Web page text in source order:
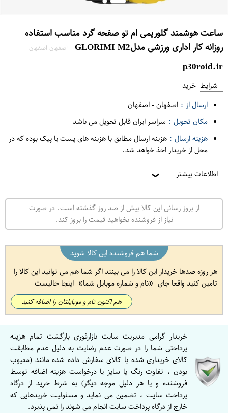
ساعت هوشمند گلوریمی ام تو صفحه گرد مناسب استفاده
روزانه کار اداری ورزشی مدلGLO​RIMI M2
اصفهان اصفهان
p30roid.ir
شرایط خرید
ارسال از : اصفهان-اصفهان
مکان تحویل : سراسر ایران قابل تحویل می باشد
هزینه ارسال : هزینه ارسال مطابق با هزینه های پست یا پیک بوده که در
محل از خریدار اخذ خواهد شد.
اطلاعات بیشتر ❯
از بروز رسانی این کالا بیش از صد روز گذشته است. در صورت
نیاز از فروشنده بخواهید قیمت را بروز کند.
شما هم فروشنده این کالا شوید
هر روزه صدها خریدار این کالا را می بینند اگر شما هم می توانید این کالا را
تامین کنید واقعا جای
نام و شماره موبایل شما اینجا خالیست
هم اکنون نام و موبایلتان را اضافه کنید
خریدار گرامی مدیریت سایت بازارفوری بازگشت تمام هزینه
پرداختی شما را در صورت عدم رضایت به دلیل عدم مطابقت
کالای خریداری شده با کالای سفارش داده شده مانند (معیوب
بودن ، تفاوت رنگ یا سایز یا درخواست هزینه اضافه توسط
فروشنده و یا هر دلیل موجه دیگر) به شرط خرید از درگاه
پرداخت سایت ، تضمین می نماید و مسئولیت خریدهایی که
خارج از درگاه پرداخت سایت انجام می شوند را نمی پذیرد.